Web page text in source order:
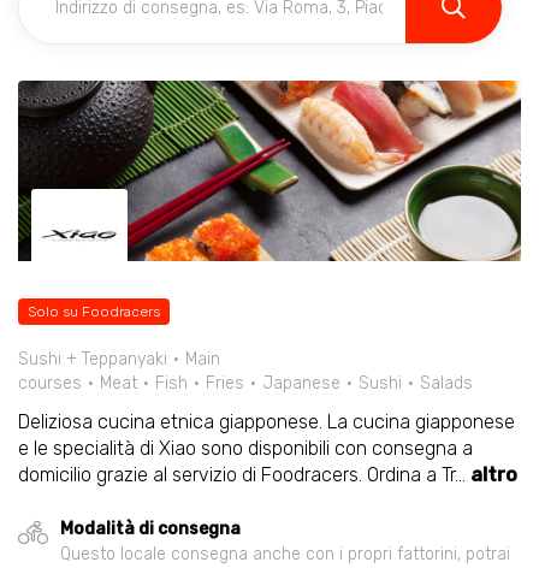
Solo su Foodracers
Sushi + Teppanyaki
Main
courses
Meat Fish Fries Japanese Sushi Salads
Deliziosa cucina etnica giapponese. La cucina giapponese
e le specialità di Xiao sono disponibili con consegna a
domicilio grazie al servizio di Foodracers. Ordina a Tr... altro
Modalità di consegna
Questo locale consegna anche con i propri fattorini, potrai